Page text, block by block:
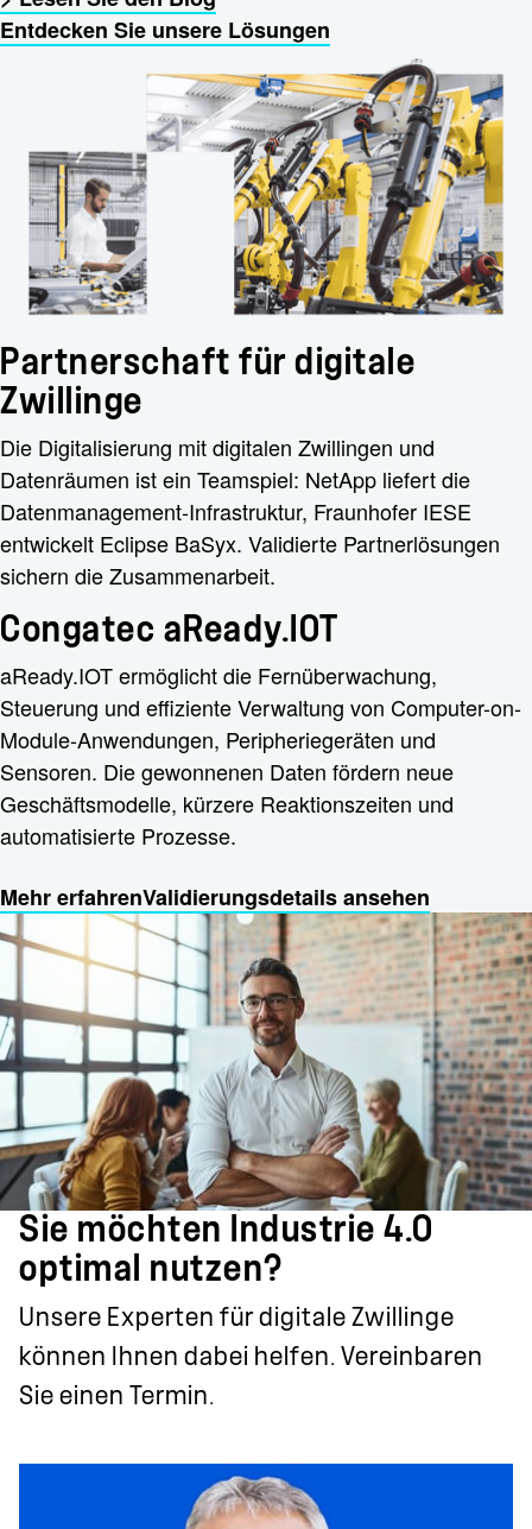
Entdecken Sie unsere Lösungen
Partnerschaft für digitale
Zwillinge
Die Digitalisierung mit digitalen Zwillingen und
Datenräumen ist ein Teamspiel: NetApp liefert die
Datenmanagement-Infrastruktur, Fraunhofer IESE
entwickelt Eclipse BaSyx. Validierte Partnerlösungen
sichern die Zusammenarbeit.
Congatec aReady.IOT
aReady.IOT ermöglicht die Fernüberwachung,
Steuerung und effiziente Verwaltung von Computer-on-
Module-Anwendungen, Peripheriegeräten und
Sensoren. Die gewonnenen Daten fördern neue
Geschäftsmodelle, kürzere Reaktionszeiten und
automatisierte Prozesse.
Mehr erfahrenValidierungsdetails ansehen
Sie möchten Industrie 4.0
optimal nutzen?
Unsere Experten für digitale Zwillinge
können Ihnen dabei helfen. Vereinbaren
Sie einen Termin.